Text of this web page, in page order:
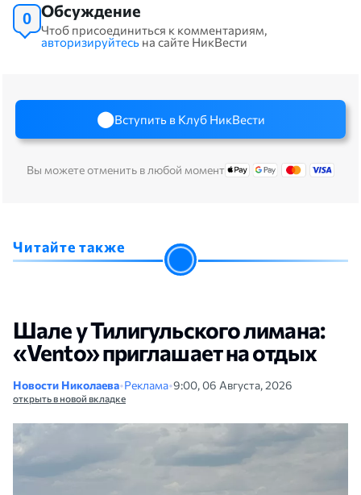
0 Обсуждение
Чтоб присоединиться к комментариям,
авторизируйтесь на сайте НикВести
Вступить в Клуб НикВести
Вы можете отменить в любой момент
Читайте также
Шале у Тилигульского лимана:
«Vento» приглашает на отдых
Новости Николаева•Реклама•9:00, 06 Августа, 2026
открыть в новой вкладке